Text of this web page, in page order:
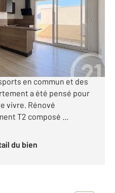
RENOVÉ + TERRASSE +
à quelques pas seulement
en commun et des
a été pensé pour
vivre. Rénové
T2 composé ...
du bien